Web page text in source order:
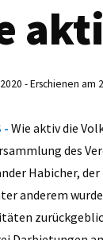
- Erschienen am
- Wie aktiv die
des
Habicher,
anderem